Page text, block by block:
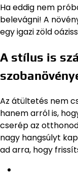
Ha eddig nem
belevágni! A
egy igazi zöld
A stílus is
Az átültetés nem
hanem arról is,
cserép az
nagy hangsúlyt
ad arra, hogy